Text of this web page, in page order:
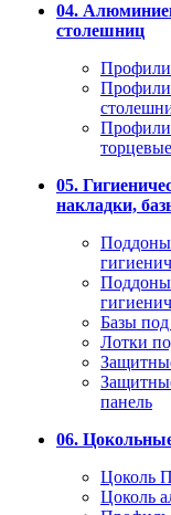
04.
столешниц
Профили
Профили
Профили
торцевые
05.
накладки,
Поддоны
Поддоны
Базы
Лотки
панель
06.
Цоколь
Цоколь